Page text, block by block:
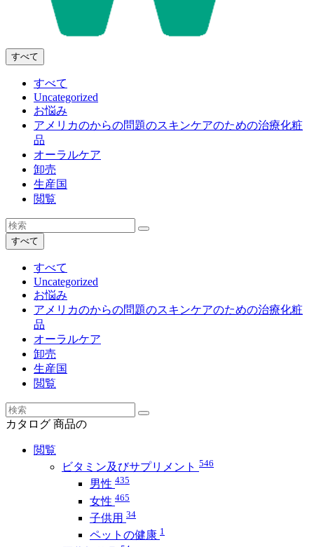
すべて
すべて
Uncategorized
お悩み
アメリカのからの問題のスキンケアのための治療化粧
品
オーラルケア
卸売
生産国
閲覧
すべて
すべて
Uncategorized
お悩み
アメリカのからの問題のスキンケアのための治療化粧
品
オーラルケア
卸売
生産国
閲覧
カタログ 商品の
閲覧
ビタミン及びサプリメント 546
男性 435
女性 465
子供用 34
ペットの健康 1